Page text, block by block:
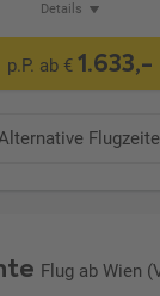
Details
p.P. ab €1.633,-
Flug ab Wien